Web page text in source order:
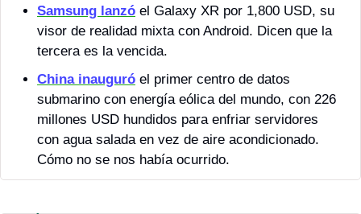
Samsung lanzó el Galaxy XR por 1,800 USD, su
visor de realidad mixta con Android. Dicen que la
tercera es la vencida.
China inauguró el primer centro de datos
submarino con energía eólica del mundo, con 226
millones USD hundidos para enfriar servidores
con agua salada en vez de aire acondicionado.
Cómo no se nos había ocurrido.